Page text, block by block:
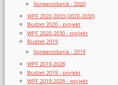
Sprawozdania - 2020
WPF 2020-2033 (2020-2030)
Budżet 2020 - projekt
WPF 2020-2030 - projekt
Budżet 2019
Sprawozdania - 2019
WPF 2019-2028
Budżet 2019 - projekt
WPF 2019-2028 - projekt